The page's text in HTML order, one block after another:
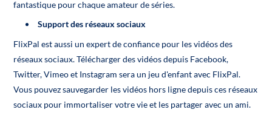
fantastique pour chaque amateur de séries.
Support des réseaux sociaux
FlixPal est aussi un expert de confiance pour les vidéos des
réseaux sociaux. Télécharger des vidéos depuis Facebook,
Twitter, Vimeo et Instagram sera un jeu d'enfant avec FlixPal.
Vous pouvez sauvegarder les vidéos hors ligne depuis ces réseaux
sociaux pour immortaliser votre vie et les partager avec un ami.